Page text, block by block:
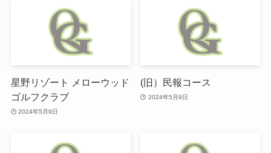
星野リゾート メローウッド
ゴルフクラブ
2024年5月9日
(旧）民報コース
2024年5月9日